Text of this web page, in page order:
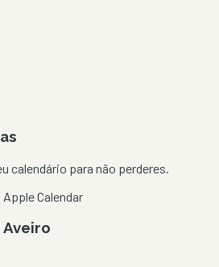
calendário para não perderes.
Apple Calendar
Aveiro